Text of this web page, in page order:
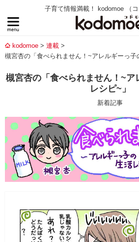
子育て情報満載！ kodomoe （
kodomoe
連載
槻宮杏の「食べられません！~アレルギーっ子
槻宮杏の「食べられません！~ア
レシピ~」
新着記事